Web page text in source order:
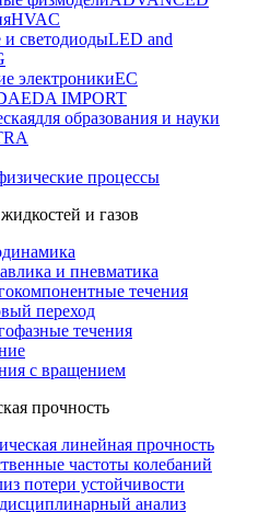
HVAC
и светодиодыLED and
электроникиEC
EDA IMPORT
для образования и науки
процессы
и газов
и пневматика
течения
переход
течения
с вращением
прочность
линейная прочность
частоты колебаний
потери устойчивости
анализ